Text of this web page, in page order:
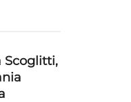
Scoglitti,